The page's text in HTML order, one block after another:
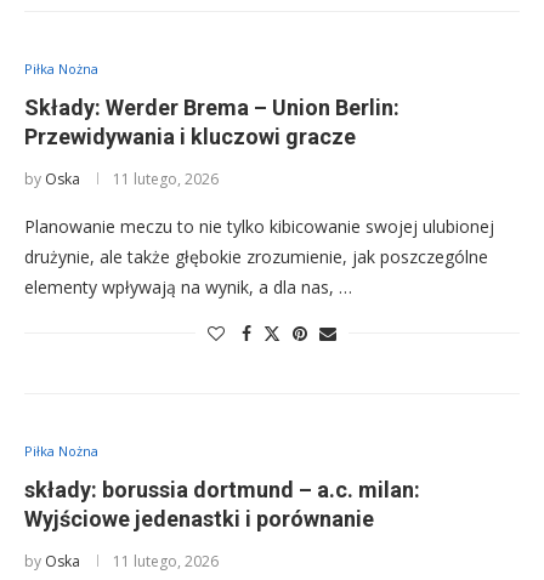
Piłka Nożna
Składy: Werder Brema – Union Berlin:
Przewidywania i kluczowi gracze
by Oska 11 lutego, 2026
Planowanie meczu to nie tylko kibicowanie swojej ulubionej
drużynie, ale także głębokie zrozumienie, jak poszczególne
elementy wpływają na wynik, a dla nas, …
Piłka Nożna
składy: borussia dortmund – a.c. milan:
Wyjściowe jedenastki i porównanie
by Oska 11 lutego, 2026